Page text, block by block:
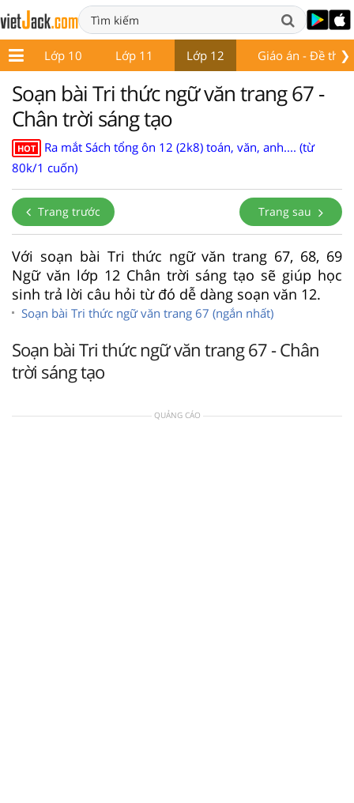
❯
9 Lớp 10 Lớp 11 Lớp 12 Giáo án - Đề thi
Soạn bài Tri thức ngữ văn trang 67 -
Chân trời sáng tạo
HOT
Ra mắt Sách tổng ôn 12 (2k8) toán, văn, anh.... (từ
80k/1 cuốn)
Trang trước Trang sau
Với soạn bài Tri thức ngữ văn trang 67, 68, 69
Ngữ văn lớp 12 Chân trời sáng tạo sẽ giúp học
sinh trả lời câu hỏi từ đó dễ dàng soạn văn 12.
Soạn bài Tri thức ngữ văn trang 67 (ngắn nhất)
Soạn bài Tri thức ngữ văn trang 67 - Chân
trời sáng tạo
QUẢNG CÁO